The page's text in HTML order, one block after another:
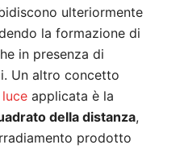
ulteriormente
la formazione di
in presenza di
Un altro concetto
applicata è la
della distanza,
prodotto